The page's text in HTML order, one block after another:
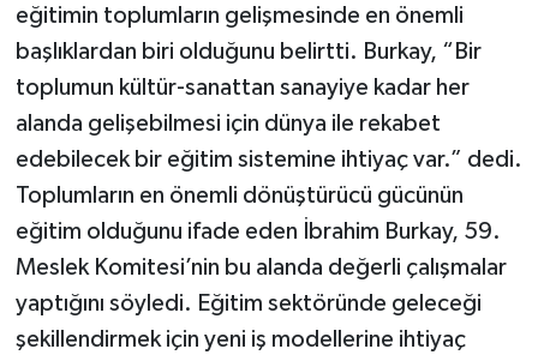
eğitimin toplumların gelişmesinde en önemli
başlıklardan biri olduğunu belirtti. Burkay, “Bir
toplumun kültür-sanattan sanayiye kadar her
alanda gelişebilmesi için dünya ile rekabet
edebilecek bir eğitim sistemine ihtiyaç var.” dedi.
Toplumların en önemli dönüştürücü gücünün
eğitim olduğunu ifade eden İbrahim Burkay, 59.
Meslek Komitesi’nin bu alanda değerli çalışmalar
yaptığını söyledi. Eğitim sektöründe geleceği
şekillendirmek için yeni iş modellerine ihtiyaç